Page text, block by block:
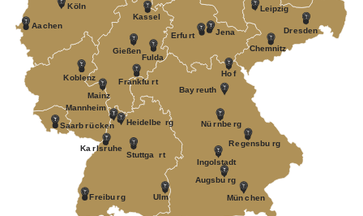
Ulm Mün chen
Nürnbe rg
Augsbu rg
Ingolstadt
Regensbu rg
Stuttga rt
Freibu rg
Karlsruhe
Mannheim
Mainz
Koblenz Frankfu rt
Heidelbe rg
Jena
Erfu rt
Chemnitz
Dresden
Leipzig
Kassel
Köln
Fulda
Saarb rüc ken
Bayreuth
Aac hen
Ho f
Gießen